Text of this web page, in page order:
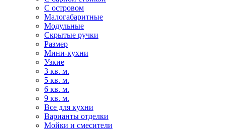
С островом
Малогабаритные
Модульные
Скрытые ручки
Размер
Мини-кухни
Узкие
3 кв. м.
5 кв. м.
6 кв. м.
9 кв. м.
Все для кухни
Варианты отделки
Мойки и смесители